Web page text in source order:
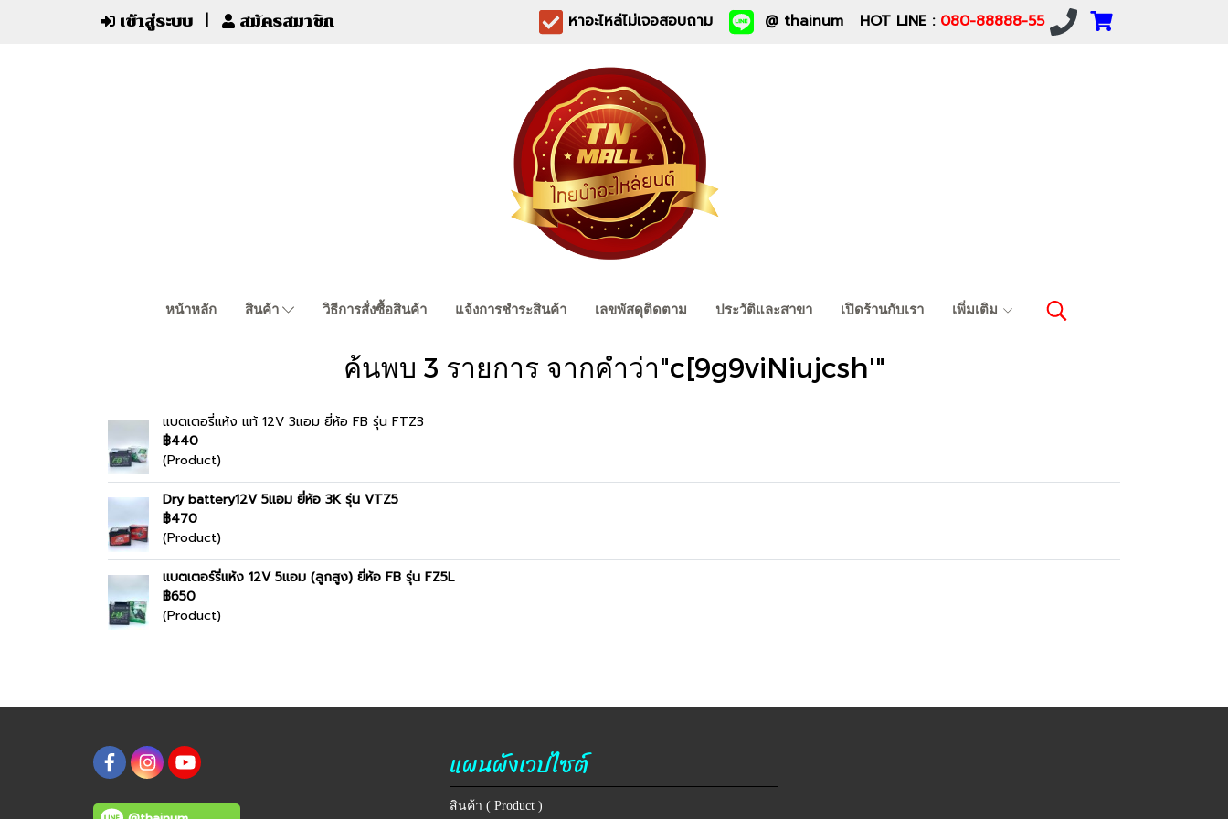
เข้าสู่ระบบ สมัครสมาชิก หาอะไหล่ไม่เจอสอบถาม @ thainum HOT LINE : 080-88888-55
หน้าหลัก สินค้า วิธีการสั่งซื้อสินค้า แจ้งการชำระสินค้า เลขพัสดุติดตาม ประวัติและสาขา เปิดร้านกับเรา เพิ่มเติม
ค้นพบ 3 รายการ จากคำว่า"c[9g9viNiujcsh'"
แบตเตอรี่แห้ง แท้ 12V 3แอม ยี่ห้อ FB รุ่น FTZ3
฿440
(Product)
Dry battery12V 5แอม ยี่ห้อ 3K รุ่น VTZ5
฿470
(Product)
แบตเตอร์รี่แห้ง 12V 5แอม (ลูกสูง) ยี่ห้อ FB รุ่น FZ5L
฿650
(Product)
แผนผังเวปไซต์
สินค้า ( Product )